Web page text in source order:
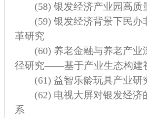
(58) 银发经济产业园高质
(59) 银发经济背景下民办
革研究
(60) 养老金融与养老产业
径研究——基于产业生态构建
(61) 益智乐龄玩具产业研
(62) 电视大屏对银发经济
系